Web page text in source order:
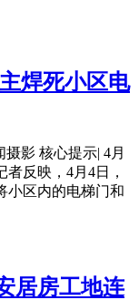
焊死小区电
影 核心提示| 4月
反映，4月4日，
小区内的电梯门和
居房工地连